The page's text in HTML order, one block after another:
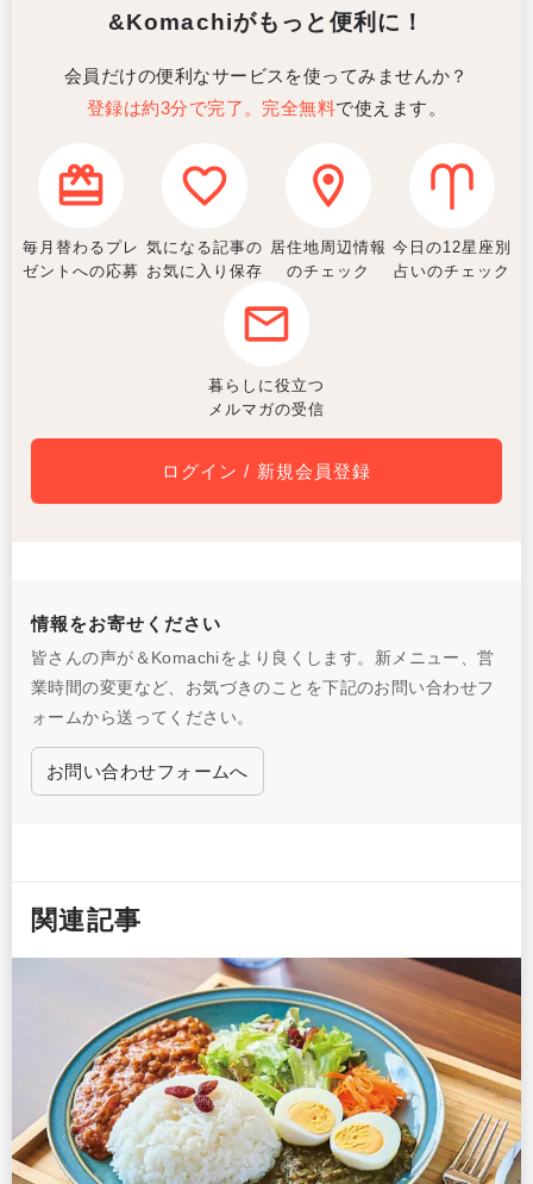
&Komachiがもっと便利に！
会員だけの便利なサービスを使ってみませんか？
登録は約3分で完了。完全無料で使えます。
毎月替わるプレ
ゼントへの応募
気になる記事の
お気に入り保存
居住地周辺情報
のチェック
今日の12星座別
占いのチェック
暮らしに役立つ
メルマガの受信
ログイン / 新規会員登録
情報をお寄せください
皆さんの声が＆Komachiをより良くします。新メニュー、営
業時間の変更など、お気づきのことを下記のお問い合わせフ
ォームから送ってください。
お問い合わせフォームへ
関連記事